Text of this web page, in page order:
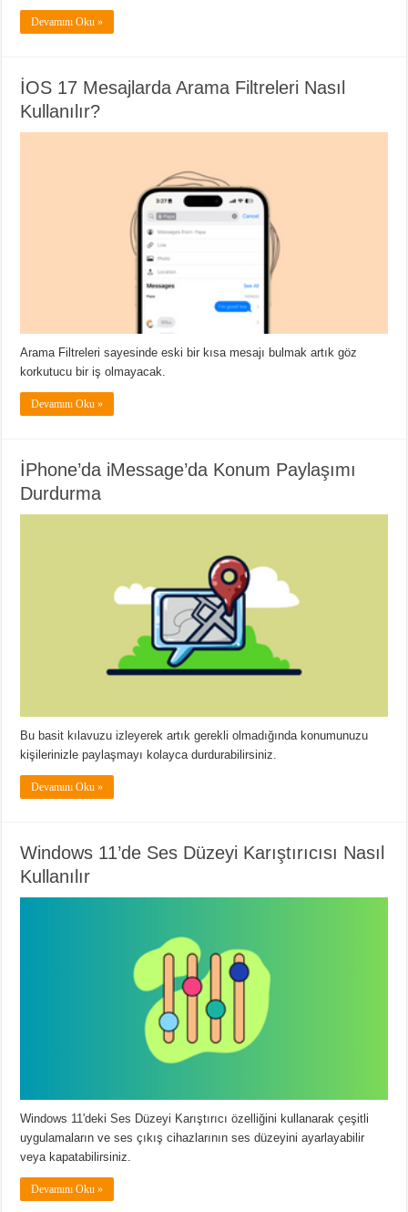
Devamını Oku »
İOS 17 Mesajlarda Arama Filtreleri Nasıl
Kullanılır?
Arama Filtreleri sayesinde eski bir kısa mesajı bulmak artık göz
korkutucu bir iş olmayacak.
Devamını Oku »
İPhone’da iMessage’da Konum Paylaşımı
Durdurma
Bu basit kılavuzu izleyerek artık gerekli olmadığında konumunuzu
kişilerinizle paylaşmayı kolayca durdurabilirsiniz.
Devamını Oku »
Windows 11’de Ses Düzeyi Karıştırıcısı Nasıl
Kullanılır
Windows 11'deki Ses Düzeyi Karıştırıcı özelliğini kullanarak çeşitli
uygulamaların ve ses çıkış cihazlarının ses düzeyini ayarlayabilir
veya kapatabilirsiniz.
Devamını Oku »